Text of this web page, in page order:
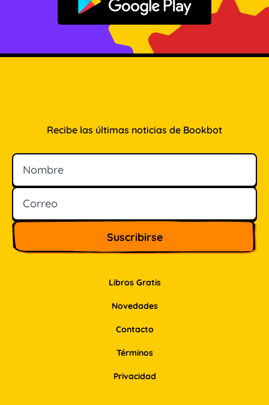
Disponible en Google Play
Libros Gratis
Novedades
Contacto
Recibe las últimas noticias de Bookbot
Nombre
Correo
Términos
Privacidad